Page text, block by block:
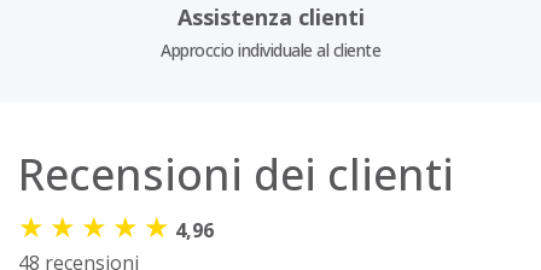
Assistenza clienti
Approccio individuale al cliente
Recensioni dei clienti
★ ★ ★ ★ ★ 4,96
48 recensioni